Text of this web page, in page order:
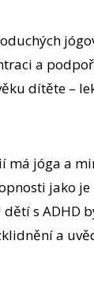
a
dítěte –
jóga a
jako
s ADHD
a